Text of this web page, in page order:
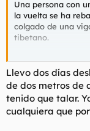
Una persona con
la vuelta se ha
colgado de una
tibetano.
La depresión no
provocada por
funcionamiento del
Probad a curar
insuficiencia renal.
Llevo dos días
de dos metros de
tenido que talar.
cualquiera que